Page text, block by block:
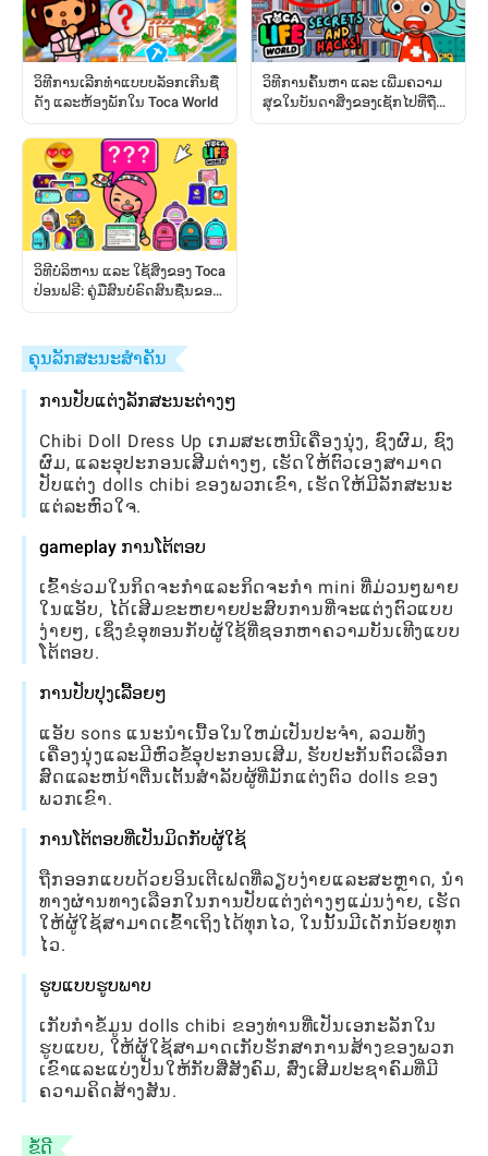
ວິທີການເລີກທຳແບບບລັອກເກີນຊື່
ດັງ ແລະຫ້ອງພັກໃນ Toca World
ວິທີການຄົ້ນຫາ ແລະ ເພີ່ມຄວາມ
ສຸຂໃນບັນດາສິ່ງຂອງເຊັກໄປທີ່ຖືກ
ວິທີບໍລິຫານ ແລະ ໃຊ້ສິ່ງຂອງ Toca
ປ່ອນຟຣີ: ຄູ່ມືສົນບໍຣົດສົນຊື່ນຂອງ
ຄຸນລັກສະນະສໍາຄັນ
ການປັບແຕ່ງລັກສະນະຕ່າງໆ
Chibi Doll Dress Up ເກມສະເຫນີເຄື່ອງນຸ່ງ, ຊົງຜົມ, ຊົງ
ຜົມ, ແລະອຸປະກອນເສີມຕ່າງໆ, ເຮັດໃຫ້ຕົວເອງສາມາດ
ປັບແຕ່ງ dolls chibi ຂອງພວກເຂົາ, ເຮັດໃຫ້ມີລັກສະນະ
ແຕ່ລະຫົວໃຈ.
gameplay ການໂຕ້ຕອບ
ເຂົ້າຮ່ວມໃນກິດຈະກໍາແລະກິດຈະກໍາ mini ທີ່ມ່ວນໆພາຍ
ໃນແອັບ, ໄດ້ເສີມຂະຫຍາຍປະສົບການທີ່ຈະແຕ່ງຕົວແບບ
ງ່າຍໆ, ເຊິ່ງຂໍອຸທອນກັບຜູ້ໃຊ້ທີ່ຊອກຫາຄວາມບັນເທີງແບບ
ໂຕ້ຕອບ.
ການປັບປຸງເລື້ອຍໆ
ແອັບ sons ແນະນໍາເນື້ອໃນໃຫມ່ເປັນປະຈໍາ, ລວມທັງ
ເຄື່ອງນຸ່ງແລະມີຫົວຂໍ້ອຸປະກອນເສີມ, ຮັບປະກັນຕົວເລືອກ
ສົດແລະຫນ້າຕື່ນເຕັ້ນສໍາລັບຜູ້ທີ່ມັກແຕ່ງຕົວ dolls ຂອງ
ພວກເຂົາ.
ການໂຕ້ຕອບທີ່ເປັນມິດກັບຜູ້ໃຊ້
ຖືກອອກແບບດ້ວຍອິນເຕີເຟດທີ່ລຽບງ່າຍແລະສະຫຼາດ, ນໍາ
ທາງຜ່ານທາງເລືອກໃນການປັບແຕ່ງຕ່າງໆແມ່ນງ່າຍ, ເຮັດ
ໃຫ້ຜູ້ໃຊ້ສາມາດເຂົ້າເຖິງໄດ້ທຸກໄວ, ໃນນັ້ນມີເດັກນ້ອຍທຸກ
ໄວ.
ຮູບແບບຮູບພາບ
ເກັບກໍາຂໍ້ມູນ dolls chibi ຂອງທ່ານທີ່ເປັນເອກະລັກໃນ
ຮູບແບບ, ໃຫ້ຜູ້ໃຊ້ສາມາດເກັບຮັກສາການສ້າງຂອງພວກ
ເຂົາແລະແບ່ງປັນໃຫ້ກັບສື່ສັງຄົມ, ສົ່ງເສີມປະຊາຄົມທີ່ມີ
ຄວາມຄິດສ້າງສັນ.
ຂໍ້ດີ